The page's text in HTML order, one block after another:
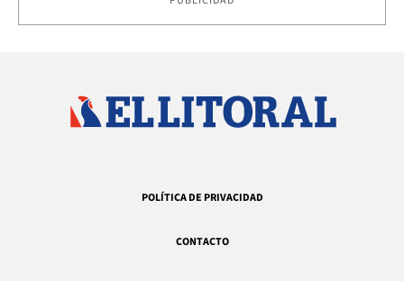
POLÍTICA DE PRIVACIDAD
CONTACTO